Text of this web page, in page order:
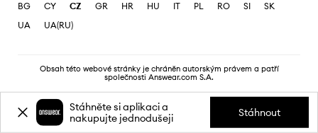
BG CY CZ GR HR HU IT PL RO SI
SK
UA
UA(RU)
Obsah této webové stránky je chráněn autorským právem a patří
společnosti Answear.com S.A.
Stáhněte si aplikaci a
nakupujte jednodušeji
Stáhnout